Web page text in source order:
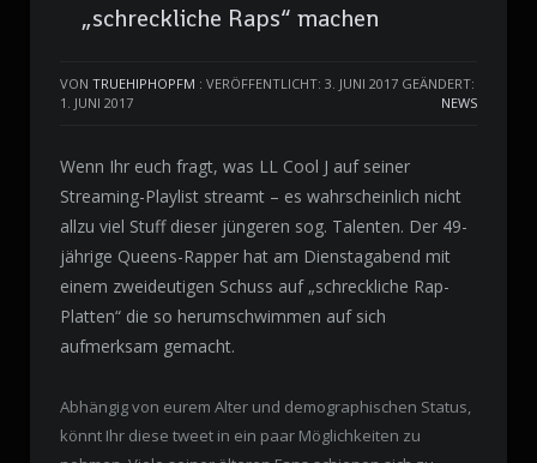
„schreckliche Raps“ machen
VON TRUEHIPHOPFM : VERÖFFENTLICHT: 3. JUNI 2017 GEÄNDERT:
1. JUNI 2017
NEWS
Wenn Ihr euch fragt, was LL Cool J auf seiner
Streaming-Playlist streamt – es wahrscheinlich nicht
allzu viel Stuff dieser jüngeren sog. Talenten. Der 49-
jährige Queens-Rapper hat am Dienstagabend mit
einem zweideutigen Schuss auf „schreckliche Rap-
Platten“ die so herumschwimmen auf sich
aufmerksam gemacht.
Abhängig von eurem Alter und demographischen Status,
könnt Ihr diese tweet in ein paar Möglichkeiten zu